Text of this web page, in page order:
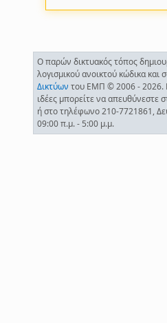
Ο παρών δικτυακός τόπος
λογισμικού ανοικτού κώδικα και
Δικτύων του ΕΜΠ © 2006 - 2026.
ιδέες μπορείτε να απευθύνεστε
ή στο τηλέφωνο 210-7721861,
09:00 π.μ. - 5:00 μ.μ.